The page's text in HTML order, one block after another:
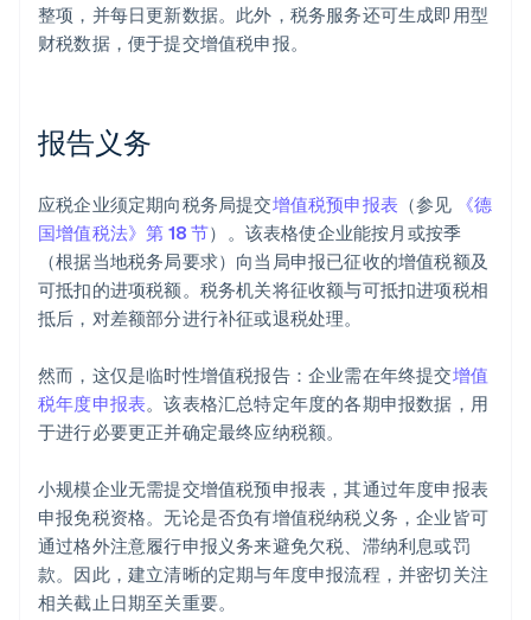
整项，并每日更新数据。此外，税务服务还可生成即用型
财税数据，便于提交增值税申报。
报告义务
应税企业须定期向税务局提交增值税预申报表 （参见 《德
国增值税法》第 18 节）。该表格使企业能按月或按季
（根据当地税务局要求）向当局申报已征收的增值税额及
可抵扣的进项税额。税务机关将征收额与可抵扣进项税相
抵后，对差额部分进行补征或退税处理。
然而，这仅是临时性增值税报告：企业需在年终提交增值
税年度申报表。该表格汇总特定年度的各期申报数据，用
于进行必要更正并确定最终应纳税额。
小规模企业无需提交增值税预申报表，其通过年度申报表
申报免税资格。无论是否负有增值税纳税义务，企业皆可
通过格外注意履行申报义务来避免欠税、滞纳利息或罚
款。因此，建立清晰的定期与年度申报流程，并密切关注
相关截止日期至关重要。